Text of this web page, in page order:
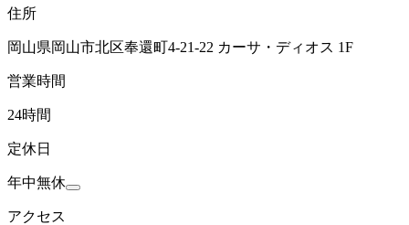
住所
岡山県岡山市北区奉還町4-21-22 カーサ・ディオス 1F
営業時間
24時間
定休日
年中無休
アクセス